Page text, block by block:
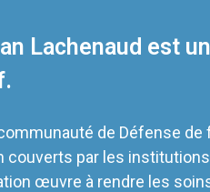
Lachenaud est
de Défense de
couverts par les institutions
œuvre à rendre les